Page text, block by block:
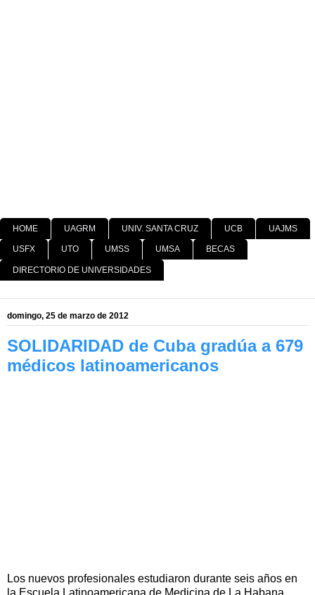
HOME UAGRM UNIV. SANTA CRUZ UCB UAJMS
USFX UTO UMSS UMSA BECAS
DIRECTORIO DE UNIVERSIDADES
domingo, 25 de marzo de 2012
SOLIDARIDAD de Cuba gradúa a 679
médicos latinoamericanos
Los nuevos profesionales estudiaron durante seis años en
la Escuela Latinoamericana de Medicina de La Habana,